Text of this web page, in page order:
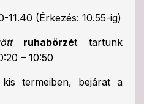
11.40 (Érkezés: 10.55-ig)
ruhabörzét tartunk
– 10:50
termeiben, bejárat a